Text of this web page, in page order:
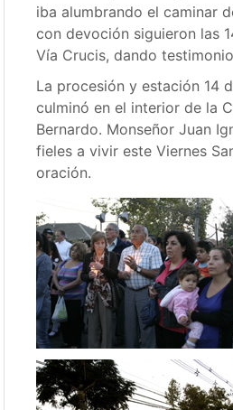
iba alumbrando el caminar
con devoción siguieron las
Vía Crucis, dando
La procesión y estación 14
culminó en el interior de la
Bernardo. Monseñor Juan
fieles a vivir este Viernes
oración.